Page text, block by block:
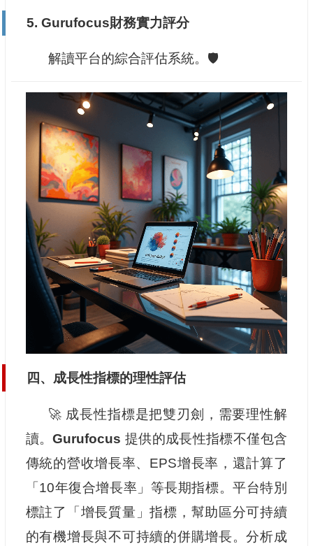
5. Gurufocus財務實力評分
解讀平台的綜合評估系統。🛡️
四、成長性指標的理性評估
🚀 成長性指標是把雙刃劍，需要理性解
讀。Gurufocus 提供的成長性指標不僅包含
傳統的營收增長率、EPS增長率，還計算了
「10年復合增長率」等長期指標。平台特別
標註了「增長質量」指標，幫助區分可持續
的有機增長與不可持續的併購增長。分析成